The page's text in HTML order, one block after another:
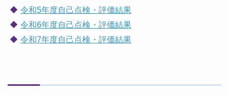
令和5年度自己点検・評価結果
令和6年度自己点検・評価結果
令和7年度自己点検・評価結果